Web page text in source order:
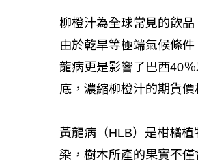
柳橙汁為全球常見的飲
由於乾旱等極端氣候條
龍病更是影響了巴西40
底，濃縮柳橙汁的期貨
黃龍病（HLB）是柑橘
染，樹木所產的果實不